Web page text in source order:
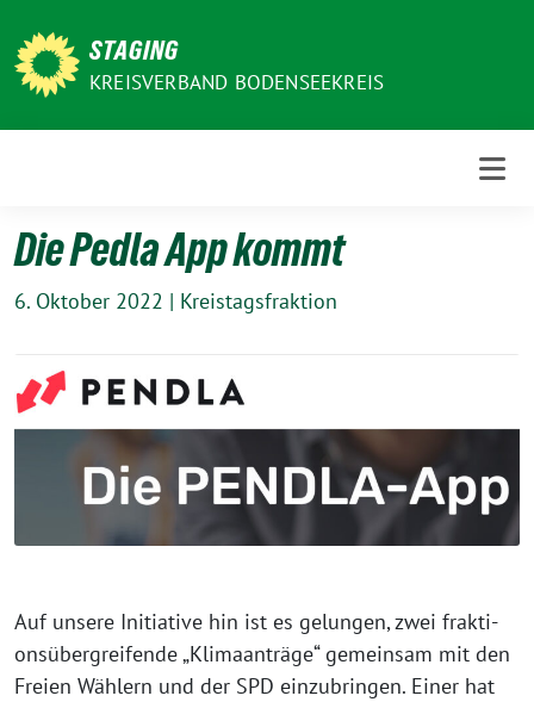
zum
Inhalt
STAGING
KREISVERBAND BODENSEEKREIS
Die Pedla App kommt
6. Oktober 2022 | Kreistagsfraktion
Auf unse­re Initiative hin ist es gelun­gen, zwei frak­ti­
ons­über­grei­fen­de „Klimaanträge“ gemein­sam mit den
Freien Wählern und der SPD ein­zu­brin­gen. Einer hat